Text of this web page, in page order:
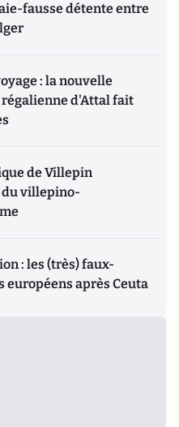
fausse détente entre
: la nouvelle
d'Attal fait
de Villepin
du villepino-
: les (très) faux-
européens après Ceuta